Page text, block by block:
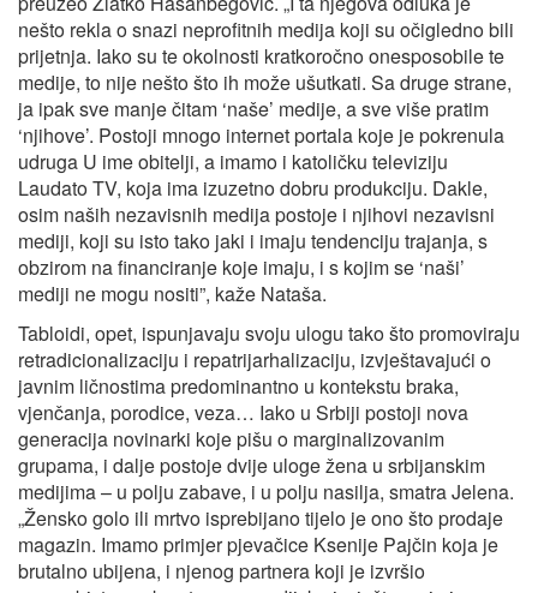
nešto rekla o snazi neprofitnih medija koji su očigledno bili
prijetnja. Iako su te okolnosti kratkoročno onesposobile te
medije, to nije nešto što ih može ušutkati. Sa druge strane,
ja ipak sve manje čitam ‘naše’ medije, a sve više pratim
‘njihove’. Postoji mnogo internet portala koje je pokrenula
udruga U ime obitelji, a imamo i katoličku televiziju
Laudato TV, koja ima izuzetno dobru produkciju. Dakle,
osim naših nezavisnih medija postoje i njihovi nezavisni
mediji, koji su isto tako jaki i imaju tendenciju trajanja, s
obzirom na financiranje koje imaju, i s kojim se ‘naši’
mediji ne mogu nositi”, kaže Nataša.
Tabloidi, opet, ispunjavaju svoju ulogu tako što promoviraju
retradicionalizaciju i repatrijarhalizaciju, izvještavajući o
javnim ličnostima predominantno u kontekstu braka,
vjenčanja, porodice, veza… Iako u Srbiji postoji nova
generacija novinarki koje pišu o marginalizovanim
grupama, i dalje postoje dvije uloge žena u srbijanskim
medijima – u polju zabave, i u polju nasilja, smatra Jelena.
„Žensko golo ili mrtvo isprebijano tijelo je ono što prodaje
magazin. Imamo primjer pjevačice Ksenije Pajčin koja je
brutalno ubijena, i njenog partnera koji je izvršio